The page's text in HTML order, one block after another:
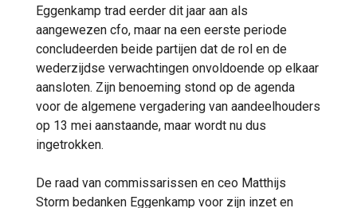
Eggenkamp trad eerder dit jaar aan als
aangewezen cfo, maar na een eerste periode
concludeerden beide partijen dat de rol en de
wederzijdse verwachtingen onvoldoende op elkaar
aansloten. Zijn benoeming stond op de agenda
voor de algemene vergadering van aandeelhouders
op 13 mei aanstaande, maar wordt nu dus
ingetrokken.
De raad van commissarissen en ceo Matthijs
Storm bedanken Eggenkamp voor zijn inzet en